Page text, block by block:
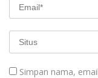
Simpan nama,